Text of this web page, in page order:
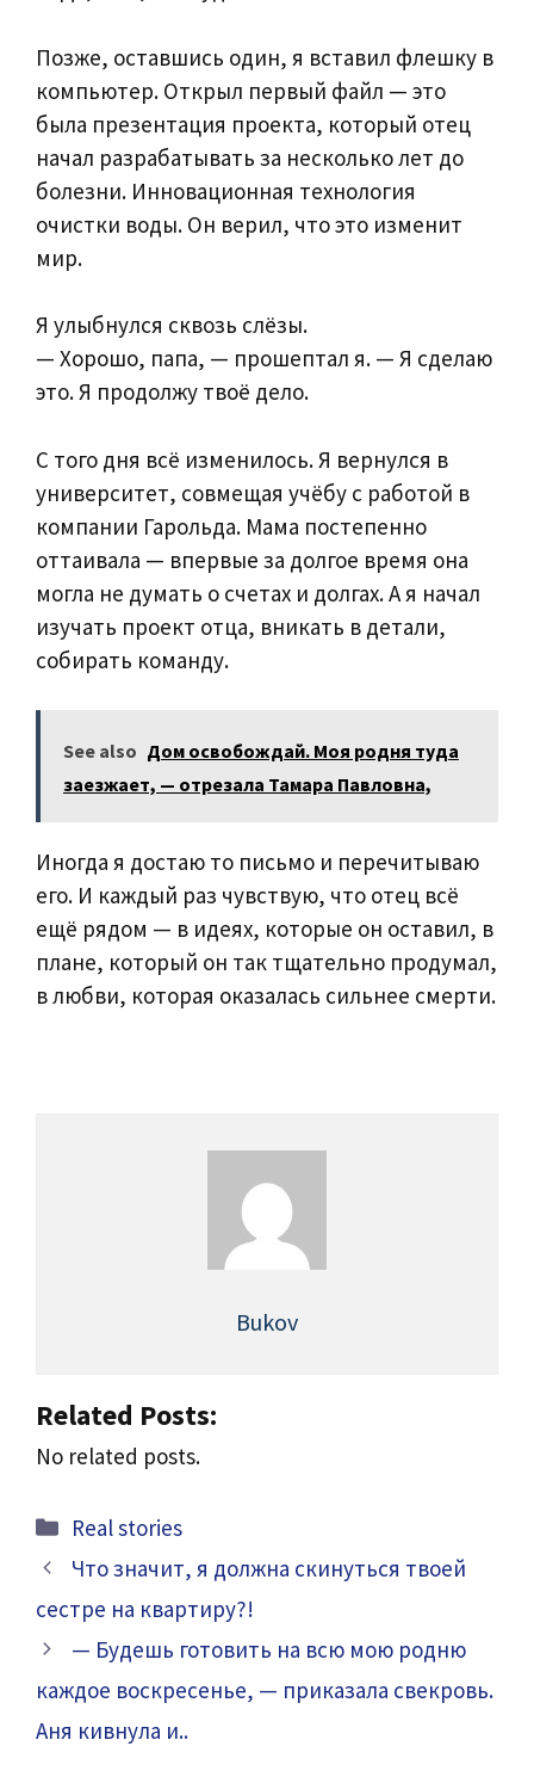
Позже, оставшись один, я вставил флешку в
компьютер. Открыл первый файл — это
была презентация проекта, который отец
начал разрабатывать за несколько лет до
болезни. Инновационная технология
очистки воды. Он верил, что это изменит
мир.
Я улыбнулся сквозь слёзы.
— Хорошо, папа, — прошептал я. — Я сделаю
это. Я продолжу твоё дело.
С того дня всё изменилось. Я вернулся в
университет, совмещая учёбу с работой в
компании Гарольда. Мама постепенно
оттаивала — впервые за долгое время она
могла не думать о счетах и долгах. А я начал
изучать проект отца, вникать в детали,
собирать команду.
See also Дом освобождай. Моя родня туда
заезжает, — отрезала Тамара Павловна,
Иногда я достаю то письмо и перечитываю
его. И каждый раз чувствую, что отец всё
ещё рядом — в идеях, которые он оставил, в
плане, который он так тщательно продумал,
в любви, которая оказалась сильнее смерти.
Bukov
Related Posts:
No related posts.
Categories
Real stories
Что значит, я должна скинуться твоей
сестре на квартиру?!
— Будешь готовить на всю мою родню
каждое воскресенье, — приказала свекровь.
Аня кивнула и..